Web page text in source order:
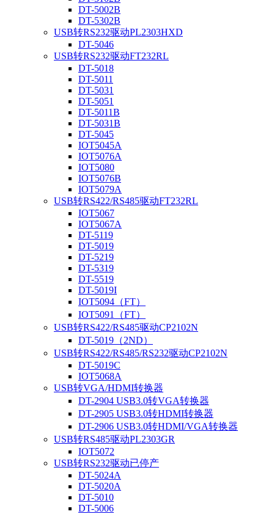
DT-5002B
DT-5302B
USB转RS232驱动PL2303HXD
DT-5046
USB转RS232驱动FT232RL
DT-5018
DT-5011
DT-5031
DT-5051
DT-5011B
DT-5031B
DT-5045
IOT5045A
IOT5076A
IOT5080
IOT5076B
IOT5079A
USB转RS422/RS485驱动FT232RL
IOT5067
IOT5067A
DT-5119
DT-5019
DT-5219
DT-5319
DT-5519
DT-5019I
IOT5094（FT）
IOT5091（FT）
USB转RS422/RS485驱动CP2102N
DT-5019（2ND）
USB转RS422/RS485/RS232驱动CP2102N
DT-5019C
IOT5068A
USB转VGA/HDMI转换器
DT-2904 USB3.0转VGA转换器
DT-2905 USB3.0转HDMI转换器
DT-2906 USB3.0转HDMI/VGA转换器
USB转RS485驱动PL2303GR
IOT5072
USB转RS232驱动已停产
DT-5024A
DT-5020A
DT-5010
DT-5006